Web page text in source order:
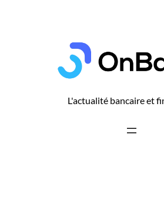
L'actualité bancaire et